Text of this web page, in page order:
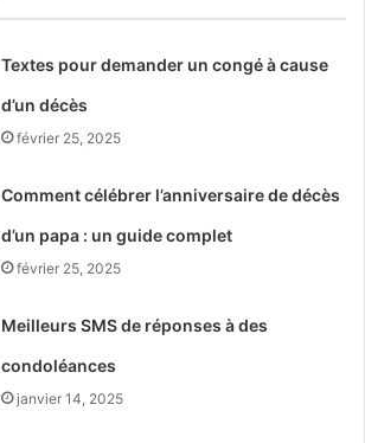
Textes pour demander un congé à cause
d’un décès
février 25, 2025
Comment célébrer l’anniversaire de décès
d’un papa : un guide complet
février 25, 2025
Meilleurs SMS de réponses à des
condoléances
janvier 14, 2025